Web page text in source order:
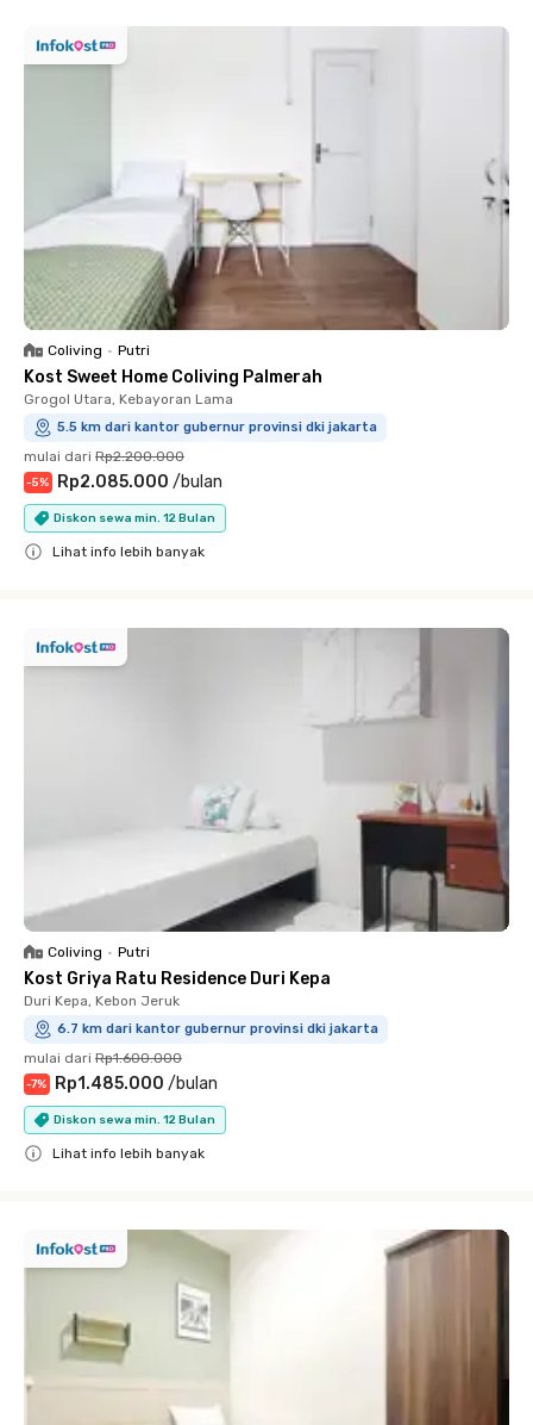
Coliving • Putri
Kost Sweet Home Coliving Palmerah
Grogol Utara, Kebayoran Lama
5.5 km dari kantor gubernur provinsi dki jakarta
mulai dari Rp2.200.000
-5% Rp2.085.000 /bulan
Diskon sewa min. 12 Bulan
Lihat info lebih banyak
Coliving • Putri
Kost Griya Ratu Residence Duri Kepa
Duri Kepa, Kebon Jeruk
6.7 km dari kantor gubernur provinsi dki jakarta
mulai dari Rp1.600.000
-7% Rp1.485.000 /bulan
Diskon sewa min. 12 Bulan
Lihat info lebih banyak